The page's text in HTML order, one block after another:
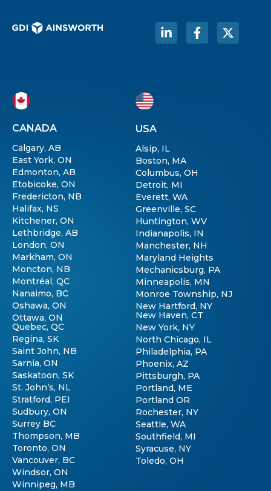
CANADA
Calgary, AB
East York, ON
Edmonton, AB
Etobicoke, ON
Fredericton, NB
Halifax, NS
Kitchener, ON
Lethbridge, AB
London, ON
Markham, ON
Moncton, NB
Montréal, QC
Nanaimo, BC
Oshawa, ON
Ottawa, ON
Quebec, QC
Regina, SK
Saint John, NB
Sarnia, ON
Saskatoon, SK
St. John’s, NL
Stratford, PEI
Sudbury, ON
Surrey BC
Thompson, MB
Toronto, ON
Vancouver, BC
Windsor, ON
Winnipeg, MB
USA
Alsip, IL
Boston, MA
Columbus, OH
Detroit, MI
Everett, WA
Greenville, SC
Huntington, WV
Indianapolis, IN
Manchester, NH
Maryland Heights
Mechanicsburg, PA
Minneapolis, MN
Monroe Township, NJ
New Hartford, NY
New Haven, CT
New York, NY
North Chicago, IL
Philadelphia, PA
Phoenix, AZ
Pittsburgh, PA
Portland, ME
Portland OR
Rochester, NY
Seattle, WA
Southfield, MI
Syracuse, NY
Toledo, OH